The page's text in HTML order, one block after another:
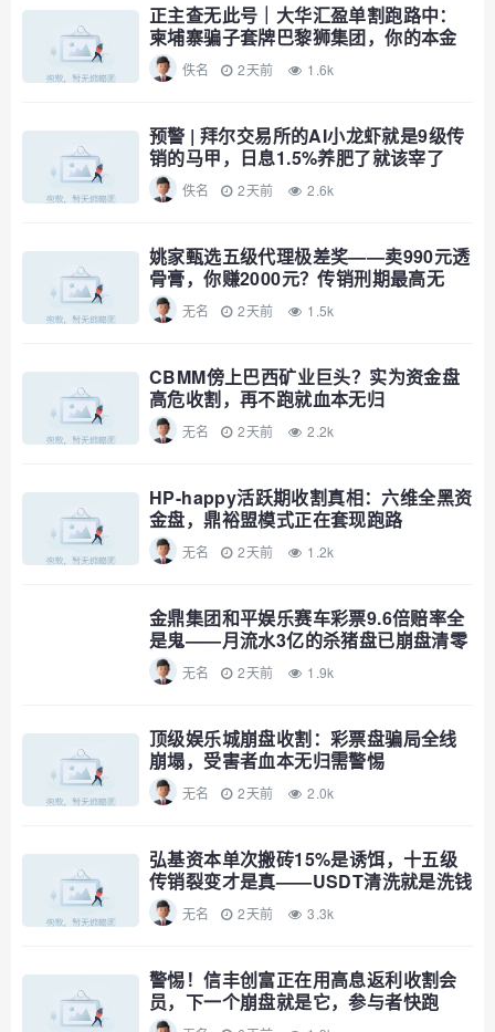
正主查无此号｜大华汇盈单割跑路中：
柬埔寨骗子套牌巴黎狮集团，你的本金
已清零
佚名 2天前 1.6k
预警 | 拜尔交易所的AI小龙虾就是9级传
销的马甲，日息1.5%养肥了就该宰了
佚名 2天前 2.6k
姚家甄选五级代理极差奖——卖990元透
骨膏，你赚2000元？传销刑期最高无
期，自己算
无名 2天前 1.5k
CBMM傍上巴西矿业巨头？实为资金盘
高危收割，再不跑就血本无归
无名 2天前 2.2k
HP-happy活跃期收割真相：六维全黑资
金盘，鼎裕盟模式正在套现跑路
无名 2天前 1.2k
金鼎集团和平娱乐赛车彩票9.6倍赔率全
是鬼——月流水3亿的杀猪盘已崩盘清零
无名 2天前 1.9k
顶级娱乐城崩盘收割：彩票盘骗局全线
崩塌，受害者血本无归需警惕
无名 2天前 2.0k
弘基资本单次搬砖15%是诱饵，十五级
传销裂变才是真——USDT清洗就是洗钱
公告，趁资金池没爆赶紧撤
无名 2天前 3.3k
警惕！信丰创富正在用高息返利收割会
员，下一个崩盘就是它，参与者快跑